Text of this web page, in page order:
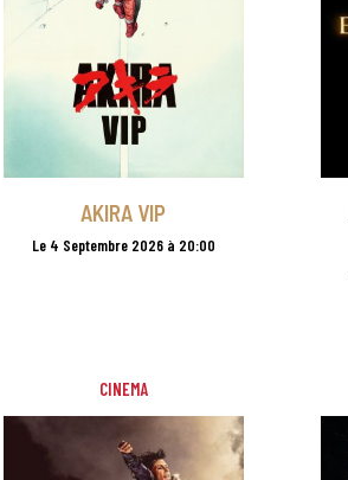
AKIRA VIP
Le 4 Septembre 2026 à 20:00
CINEMA